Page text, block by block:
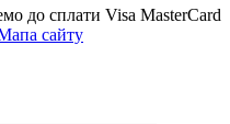
сайту